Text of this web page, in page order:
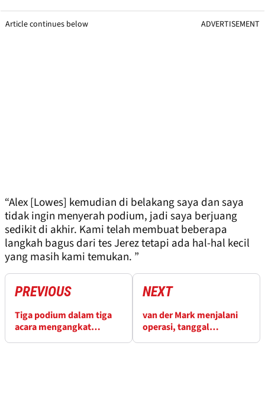
Article continues below ADVERTISEMENT
“Alex [Lowes] kemudian di belakang saya dan saya
tidak ingin menyerah podium, jadi saya berjuang
sedikit di akhir. Kami telah membuat beberapa
langkah bagus dari tes Jerez tetapi ada hal-hal kecil
yang masih kami temukan. ”
PREVIOUS
Tiga podium dalam tiga
acara mengangkat
NEXT
van der Mark menjalani
operasi, tanggal